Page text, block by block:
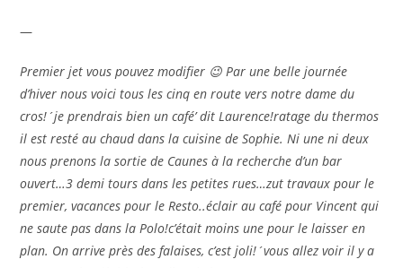
—
Premier jet vous pouvez modifier 😉 Par une belle journée
d’hiver nous voici tous les cinq en route vers notre dame du
cros!´je prendrais bien un café’ dit Laurence!ratage du thermos
il est resté au chaud dans la cuisine de Sophie. Ni une ni deux
nous prenons la sortie de Caunes à la recherche d’un bar
ouvert…3 demi tours dans les petites rues…zut travaux pour le
premier, vacances pour le Resto..éclair au café pour Vincent qui
ne saute pas dans la Polo!c’était moins une pour le laisser en
plan. On arrive près des falaises, c’est joli!´vous allez voir il y a